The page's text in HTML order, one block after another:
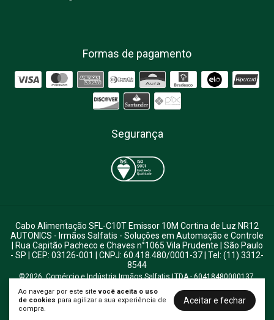
Ao navegar por este sitevocê aceita o uso
de cookies para agilizar a sua experiência de
compra.
Aceitar e fechar
Formas de pagamento
Segurança
Cabo Alimentação SFL-C10T Emissor 10M Cortina de Luz NR12
AUTONICS - Irmãos Salfatis - Soluções em Automação e Controle
| Rua Capitão Pacheco e Chaves n°1065 Vila Prudente | São Paulo
- SP | CEP: 03126-001 | CNPJ: 60.418.480/0001-37 | Tel: (11) 3312-
8544
©2026. Comércio e Indústria Irmãos Salfatis LTDA - 60418480000137.